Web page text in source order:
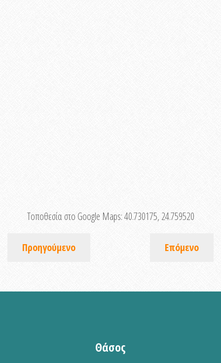
Τοποθεσία στο Google Maps:40.730175, 24.759520
Προηγούμενο Επόμενο
Θάσος